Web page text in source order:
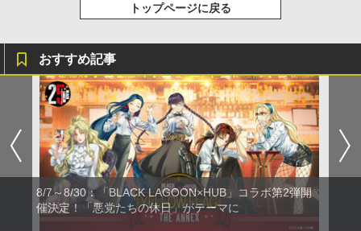
トップページに戻る
おすすめ記事
8/7～8/30：「BLACK LAGOON×HUB」コラボ第2弾開
催決定！「悪党たちの休日」がテーマに